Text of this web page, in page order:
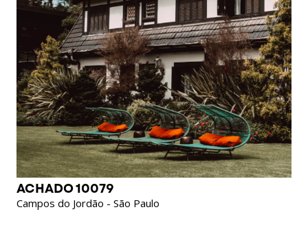
ACHADO 10079
Campos do Jordão - São Paulo